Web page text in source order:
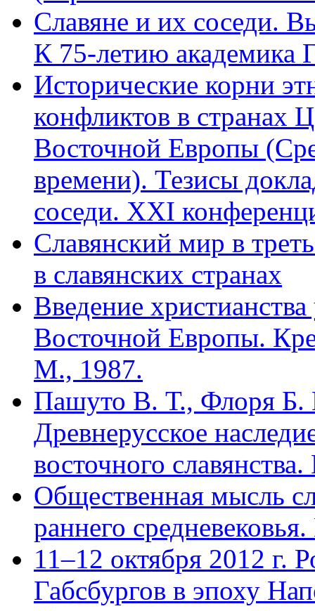
Славяне и их соседи.
К 75-летию академика
Исторические корни
конфликтов в странах
Восточной Европы
времени). Тезисы
соседи. XXI
Славянский мир в
в славянских странах
Введение
Восточной Европы.
М., 1987.
Пашуто В. Т., Флоря
Древнерусское
восточного
Общественная мысль
раннего
11–12 октября 2012 г.
Габсбургов в эпоху